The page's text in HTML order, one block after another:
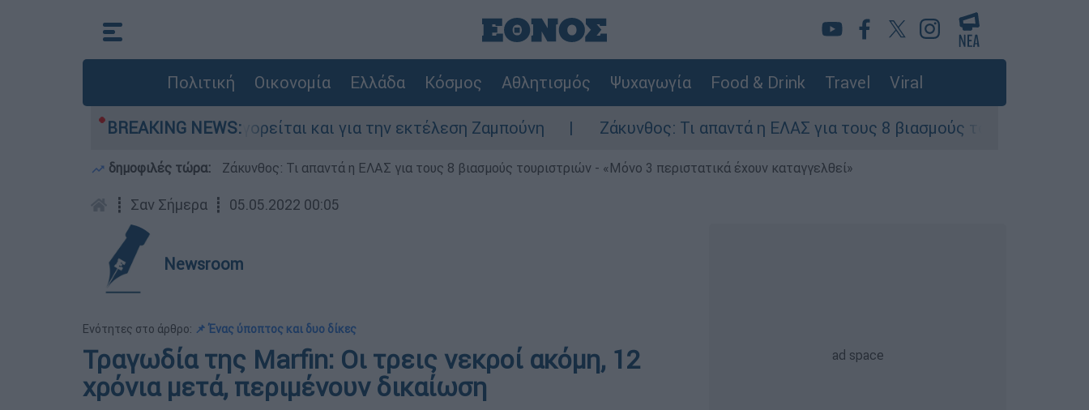
Πολιτική Οικονομία Ελλάδα Κόσμος Αθλητισμός Ψυχαγωγία Food & Drink Travel Viral
BREAKING NEWS:
Ελλάδα - Κατηγορείται και για την εκτέλεση Ζαμπούνη Ζάκυνθος: Τι απαντά η ΕΛΑΣ για τους 8 βιασμούς τουριστριών - «Μόνο 3
δημοφιλές τώρα: Ζάκυνθος: Τι απαντά η ΕΛΑΣ για τους 8 βιασμούς τουριστριών - «Μόνο 3 περιστατικά έχουν καταγγελθεί»
┋ Σαν Σήμερα ┋ 05.05.2022 00:05
Newsroom
Ενότητες στο άρθρο: 📌 Ένας ύποπτος και δυο δίκες
Τραγωδία της Marfin: Οι τρεις νεκροί ακόμη, 12
χρόνια μετά, περιμένουν δικαίωση